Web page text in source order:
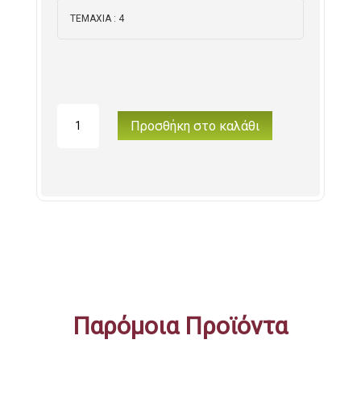
ΤΕΜΑΧΙΑ : 4
Πρεσαριστά
Προσθήκη στο καλάθι
Παρόμοια Προϊόντα